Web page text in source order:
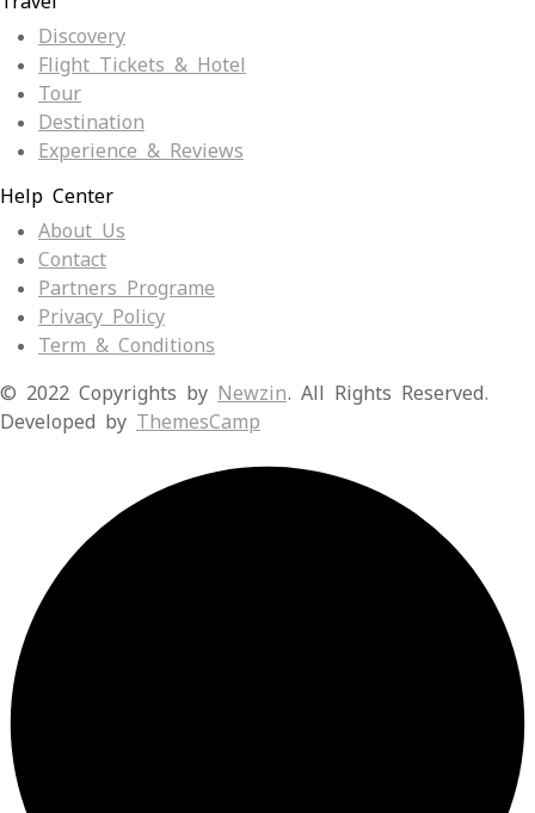
Discovery
Flight Tickets & Hotel
Tour
Destination
Experience & Reviews
Help Center
About Us
Contact
Partners Programe
Privacy Policy
Term & Conditions
© 2022 Copyrights by Newzin. All Rights Reserved.
Developed by ThemesCamp